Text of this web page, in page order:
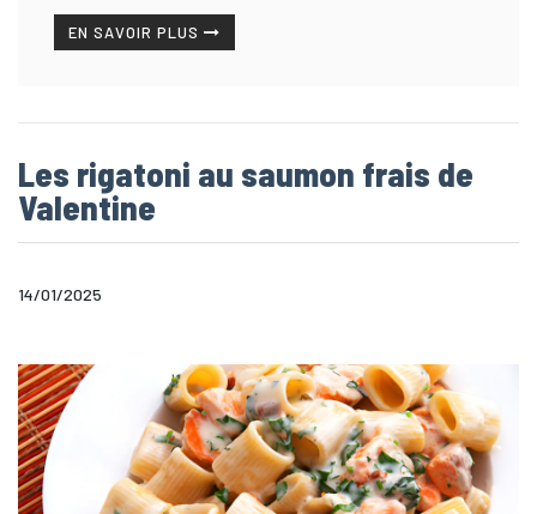
EN SAVOIR PLUS
Les rigatoni au saumon frais de
Valentine
14/01/2025